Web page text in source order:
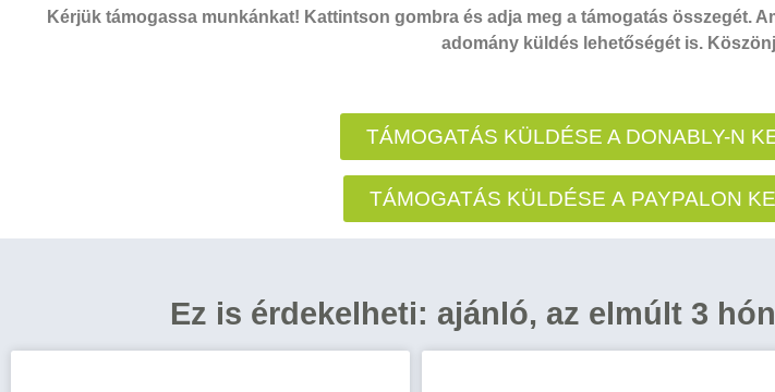
Kérjük támogassa munkánkat! Kattintson gombra és adja meg a támogatás összegét.
adomány küldés lehetőségét is.
TÁMOGATÁS KÜLDÉSE A DONABLY-N
TÁMOGATÁS KÜLDÉSE A PAYPALON
Ez is érdekelheti: ajánló, az elmúlt 3